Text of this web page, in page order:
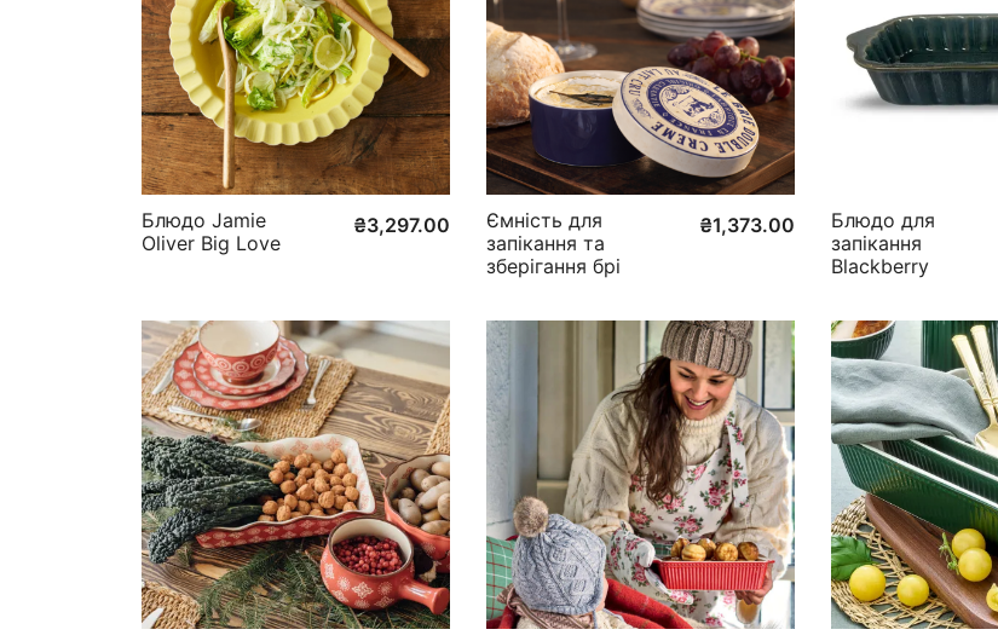
Блюдо Jamie
Oliver Big Love
₴3,297.00
Ємність для
запікання та
зберігання брі
₴1,373.00
Блюдо для
запікання
Blackberry